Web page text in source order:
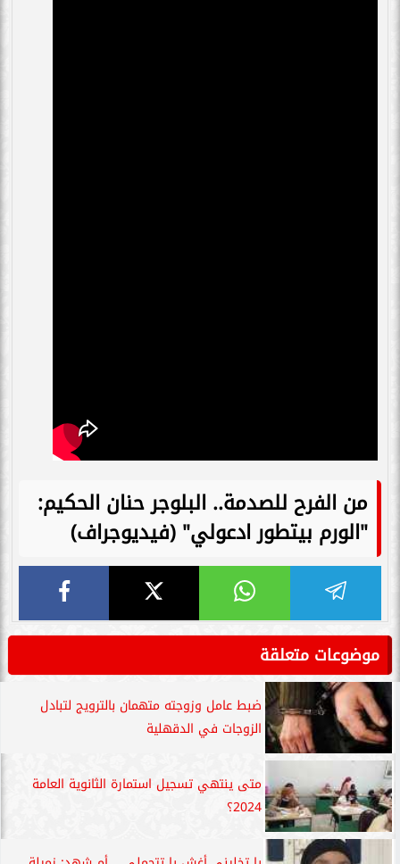
من الفرح للصدمة.. البلوجر حنان الحكيم:
"الورم بيتطور ادعولي" (فيديوجراف)
موضوعات متعلقة
ضبط عامل وزوجته متهمان بالترويج لتبادل
الزوجات في الدقهلية
متى ينتهي تسجيل استمارة الثانوية العامة
2024؟